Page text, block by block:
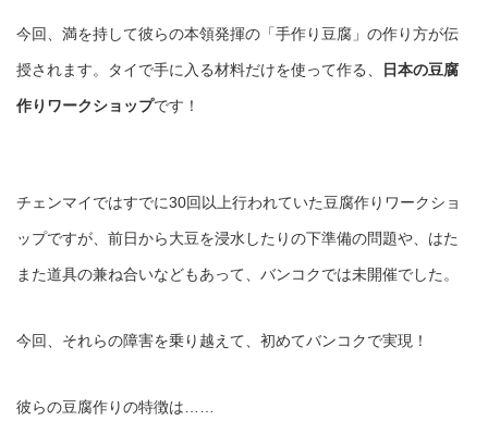
今回、満を持して彼らの本領発揮の「手作り豆腐」の作り方が伝
授されます。タイで手に入る材料だけを使って作る、 日本の豆腐
作りワークショップです！
チェンマイではすでに30回以上行われていた豆腐作りワークショ
ップですが、前日から大豆を浸水したりの下準備の問題や、はた
また道具の兼ね合いなどもあって、バンコクでは未開催でした。
今回、それらの障害を乗り越えて、初めてバンコクで実現！
彼らの豆腐作りの特徴は……